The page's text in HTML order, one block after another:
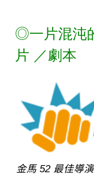
◎一片混沌
片 ／劇本
金馬 52 最佳導